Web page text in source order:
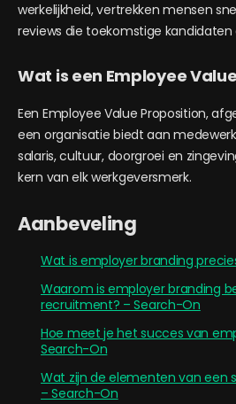
werkelijkheid, vertrekken mensen
reviews die toekomstige kandidaten
Wat is een Employee
Een Employee Value Proposition,
een organisatie biedt aan
salaris, cultuur, doorgroei en
kern van elk werkgeversmerk.
Aanbeveling
Wat is employer branding
Waarom is employer branding
recruitment? – Search-On
Hoe meet je het succes van
Search-On
Wat zijn de elementen van een
– Search-On